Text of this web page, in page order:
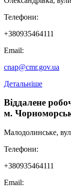
Телефони:
+380935464111
Email:
cnap@cmr.gov.ua
Детальніше
Віддалене
м.
Малодолинське,
Телефони:
+380935464111
Email: